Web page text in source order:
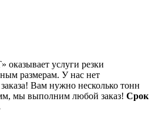
услуги резки
размерам. У нас нет
Вам нужно несколько тонн
мы выполним любой заказ! Срок